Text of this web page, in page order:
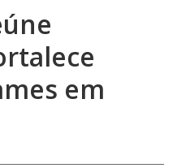
em